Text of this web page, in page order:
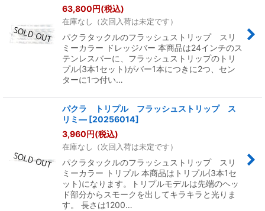
63,800円(税込)
在庫なし（次回入荷は未定です）
パクラタックルのフラッシュストリップ スリ
ミーカラー ドレッジバー 本商品は24インチのス
テンレスバーに、フラッシュストリップのトリ
プル(3本1セット)がバー1本につきに2つ、セン
ターに1つ付い…
パクラ トリプル フラッシュストリップ ス
リミ― [20256014]
3,960円(税込)
在庫なし（次回入荷は未定です）
パクラタックルのフラッシュストリップ スリ
ミーカラー トリプル 本商品はトリプル(3本1セ
ット)になります。トリプルモデルは先端のヘッ
ド部分からスモークを出してキラキラと光りま
す。 長さは1200…